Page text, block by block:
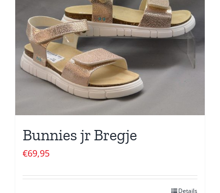
Bunnies jr Bregje
€69,95
Details